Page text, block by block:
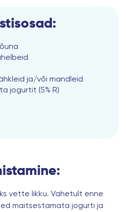
ja/või mandleid
jogurtit (5% R)
vette likku. Vahetult enne
maitsestamata jogurti ja